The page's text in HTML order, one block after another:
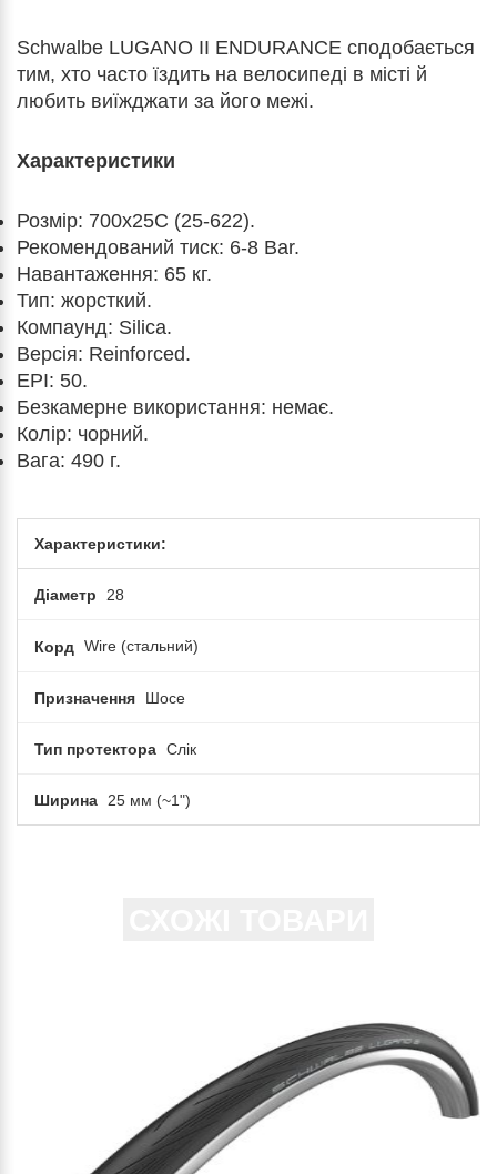
Schwalbe LUGANO II ENDURANCE сподобається
тим, хто часто їздить на велосипеді в місті й
любить виїжджати за його межі.
Характеристики
Розмір: 700x25С (25-622).
Рекомендований тиск: 6-8 Bar.
Навантаження: 65 кг.
Тип: жорсткий.
Компаунд: Silica.
Версія: Reinforced.
EPI: 50.
Безкамерне використання: немає.
Колір: чорний.
Вага: 490 г.
Характеристики:
Діаметр 28
Корд Wire (cтальний)
Призначення Шосе
Тип протектора Слік
Ширина 25 мм (~1")